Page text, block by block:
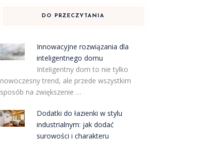
DO PRZECZYTANIA
Innowacyjne rozwiązania dla
inteligentnego domu
Inteligentny dom to nie tylko
nowoczesny trend, ale przede wszystkim
sposób na zwiększenie …
Dodatki do łazienki w stylu
industrialnym: jak dodać
surowości i charakteru